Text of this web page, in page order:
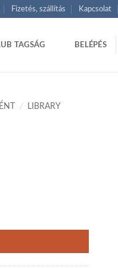
Fizetés, szállítás Kapcsolat
TAGSÁG BELÉPÉS
/
LIBRARY